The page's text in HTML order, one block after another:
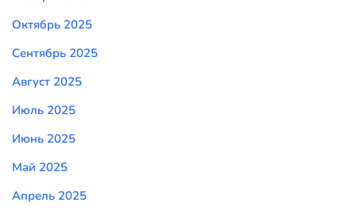
Октябрь 2025
Сентябрь 2025
Август 2025
Июль 2025
Июнь 2025
Май 2025
Апрель 2025